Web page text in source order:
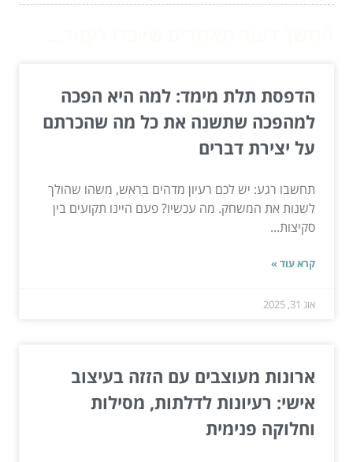
הדפסת תלת מימד: למה היא הפכה
למהפכה שתשנה את כל מה שהכרתם
על יצירת דברים
תחשבו רגע: יש לכם רעיון מדהים בראש, משהו שהולך
לשנות את המשחק. מה עכשיו? פעם היינו תקועים בין
סקיצות...
קרא עוד »
אוג 31, 2025
ארונות מעוצבים עם הזזה בעיצוב
אישי: רעיונות לדלתות, מסילות
וחלוקה פנימית